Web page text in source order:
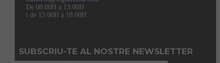
De 08:00H a 13:00H
i de 15:00H a 18:00H
SUBSCRIU-TE AL NOSTRE NEWSLETTER